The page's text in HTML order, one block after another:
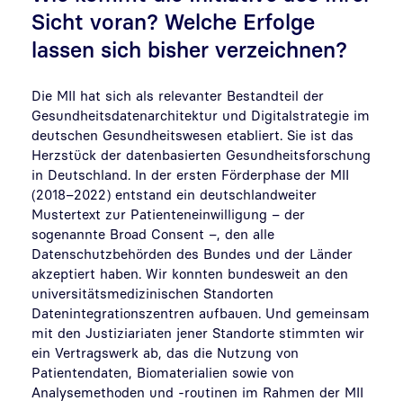
Sicht voran? Welche Erfolge
lassen sich bisher verzeichnen?
Die MII hat sich als relevanter Bestandteil der
Gesundheitsdatenarchitektur und Digitalstrategie im
deutschen Gesundheitswesen etabliert. Sie ist das
Herzstück der datenbasierten Gesundheitsforschung
in Deutschland. In der ersten Förderphase der MII
(2018–2022) entstand ein deutschlandweiter
Mustertext zur Patienteneinwilligung – der
sogenannte Broad Consent –, den alle
Datenschutzbehörden des Bundes und der Länder
akzeptiert haben. Wir konnten bundesweit an den
universitätsmedizinischen Standorten
Datenintegrationszentren aufbauen. Und gemeinsam
mit den Justiziariaten jener Standorte stimmten wir
ein Vertragswerk ab, das die Nutzung von
Patientendaten, Biomaterialien sowie von
Analysemethoden und -routinen im Rahmen der MII